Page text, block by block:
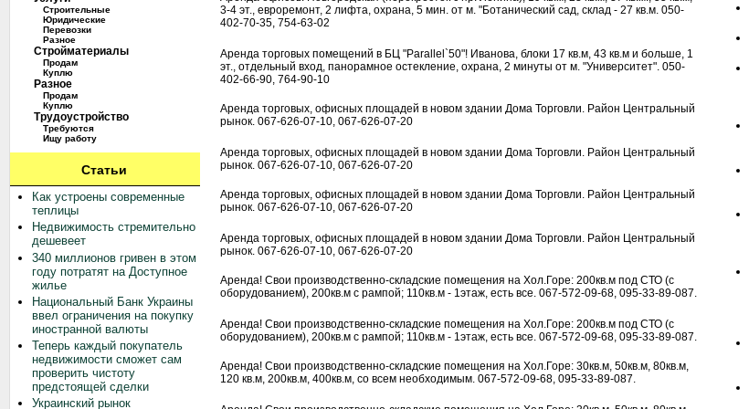
Строительные
Юридические
Перевозки
Разное
Стройматериалы
Продам
Куплю
Разное
Продам
Куплю
Трудоустройство
Требуются
Ищу работу
Статьи
Как устроены современные
теплицы
Недвижимость стремительно
дешевеет
340 миллионов гривен в этом
году потратят на Доступное
жилье
Национальный Банк Украины
ввел ограничения на покупку
иностранной валюты
Теперь каждый покупатель
недвижимости сможет сам
проверить чистоту
предстоящей сделки
Украинский рынок
3-4 эт., евроремонт, 2 лифта, охрана, 5 мин. от м. "Ботанический сад, склад - 27 кв.м. 050-
402-70-35, 754-63-02
Аренда торговых помещений в БЦ "Parallel`50"! Иванова, блоки 17 кв.м, 43 кв.м и больше, 1
эт., отдельный вход, панорамное остекление, охрана, 2 минуты от м. "Университет". 050-
402-66-90, 764-90-10
Аренда торговых, офисных площадей в новом здании Дома Торговли. Район Центральный
рынок. 067-626-07-10, 067-626-07-20
Аренда торговых, офисных площадей в новом здании Дома Торговли. Район Центральный
рынок. 067-626-07-10, 067-626-07-20
Аренда торговых, офисных площадей в новом здании Дома Торговли. Район Центральный
рынок. 067-626-07-10, 067-626-07-20
Аренда торговых, офисных площадей в новом здании Дома Торговли. Район Центральный
рынок. 067-626-07-10, 067-626-07-20
Аренда! Свои производственно-складские помещения на Хол.Горе: 200кв.м под СТО (с
оборудованием), 200кв.м с рампой; 110кв.м - 1этаж, есть все. 067-572-09-68, 095-33-89-087.
Аренда! Свои производственно-складские помещения на Хол.Горе: 200кв.м под СТО (с
оборудованием), 200кв.м с рампой; 110кв.м - 1этаж, есть все. 067-572-09-68, 095-33-89-087.
Аренда! Свои производственно-складские помещения на Хол.Горе: 30кв.м, 50кв.м, 80кв.м,
120 кв.м, 200кв.м, 400кв.м, со всем необходимым. 067-572-09-68, 095-33-89-087.